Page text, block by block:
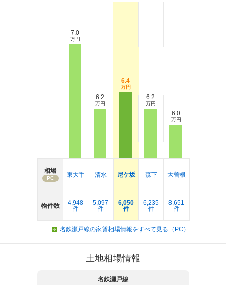
相場
PC
物件数
7.0
万円
東大手
4,948
件
6.2
万円
清水
5,097
件
6.4
万円
尼ケ坂
6,050
件
6.2
万円
森下
6,235
件
6.0
万円
大曽根
8,651
件
名鉄瀬戸線の家賃相場情報をすべて見る（PC）
土地相場情報
名鉄瀬戸線